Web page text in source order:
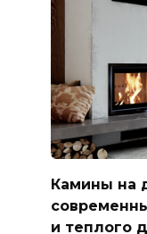
Камины на
и теплого